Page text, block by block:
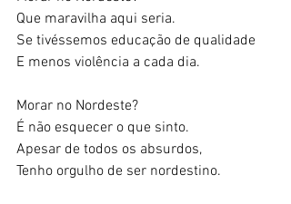
Que maravilha aqui seria.
Se tivéssemos educação de qualidade
E menos violência a cada dia.
Morar no Nordeste?
É não esquecer o que sinto.
Apesar de todos os absurdos,
Tenho orgulho de ser nordestino.